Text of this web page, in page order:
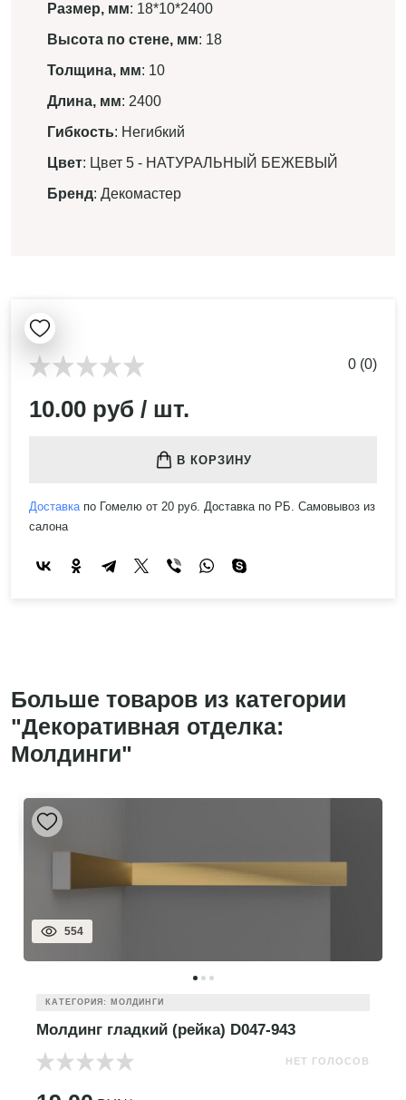
Размер, мм: 18*10*2400
Высота по стене, мм: 18
Толщина, мм: 10
Длина, мм: 2400
Гибкость: Негибкий
Цвет: Цвет 5 - НАТУРАЛЬНЫЙ БЕЖЕВЫЙ
Бренд: Декомастер
0 (0)
10.00 руб / шт.
В КОРЗИНУ
Доставкапо Гомелю от 20 руб. Доставка по РБ. Самовывоз из
салона
Больше товаров из категории
"Декоративная отделка:
Молдинги"
554
КАТЕГОРИЯ: МОЛДИНГИ
Молдинг гладкий (рейка) D047-943
НЕТ ГОЛОСОВ